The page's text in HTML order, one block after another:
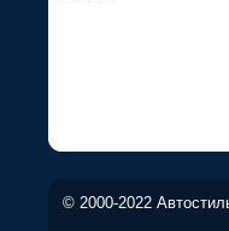
© 2000-2022